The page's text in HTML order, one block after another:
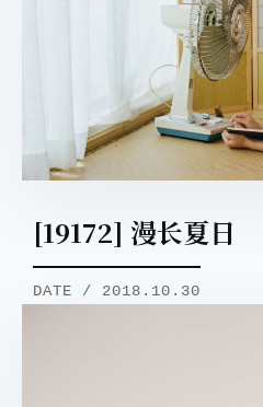
[19172] 漫长夏日
DATE / 2018.10.30